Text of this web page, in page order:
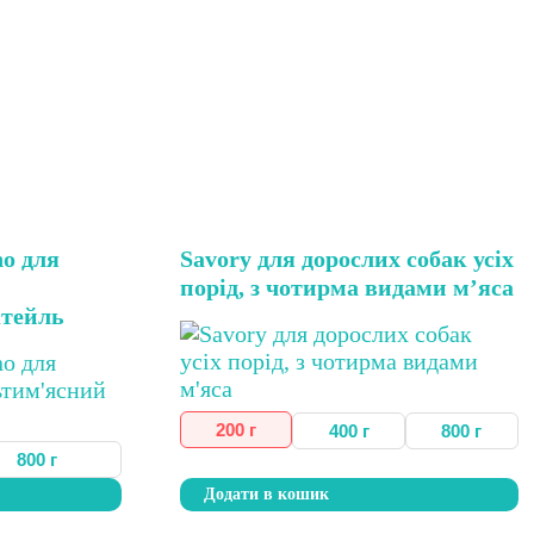
для
800 г
Savory для дорослих собак усіх
порід, з чотирма видами м’яса
200 г 400 г 800 г
Додати в кошик
товар
має
кілька
варіантів.
Параметри
можна
вибрати
на
сторінці
товару